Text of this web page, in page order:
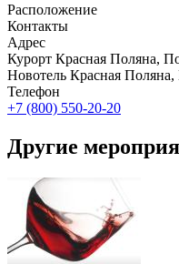
Расположение
Контакты
Адрес
Курорт Красная Поляна,
Новотель Красная
Телефон
+7 (800) 550-20-20
Другие